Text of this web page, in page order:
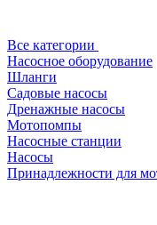
Все категории
Насосное оборудование
Шланги
Садовые насосы
Дренажные насосы
Мотопомпы
Насосные станции
Насосы
Принадлежности для